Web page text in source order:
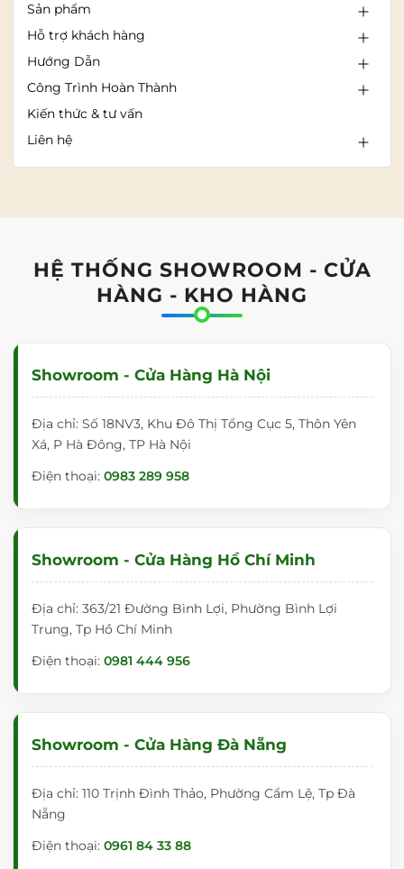
Sản phẩm
Hỗ trợ khách hàng
Hướng Dẫn
Công Trình Hoàn Thành
Kiến thức & tư vấn
Liên hệ
HỆ THỐNG SHOWROOM - CỬA
HÀNG - KHO HÀNG
Showroom - Cửa Hàng Hà Nội
Địa chỉ: Số 18NV3, Khu Đô Thị Tổng Cục 5, Thôn Yên
Xá, P Hà Đông, TP Hà Nội
Điện thoại: 0983 289 958
Showroom - Cửa Hàng Hồ Chí Minh
Địa chỉ: 363/21 Đường Bình Lợi, Phường Bình Lợi
Trung, Tp Hồ Chí Minh
Điện thoại: 0981 444 956
Showroom - Cửa Hàng Đà Nẵng
Địa chỉ: 110 Trịnh Đình Thảo, Phường Cẩm Lệ, Tp Đà
Nẵng
Điện thoại: 0961 84 33 88